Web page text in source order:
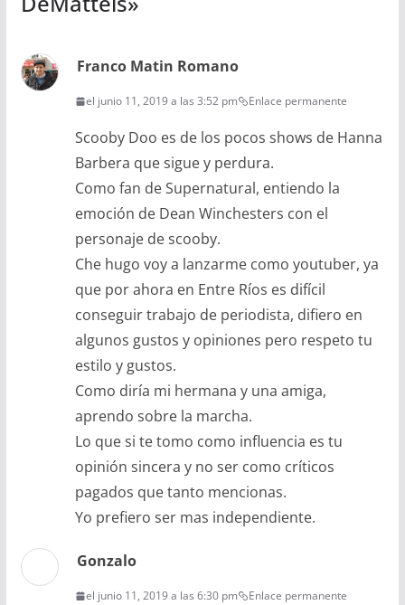
Franco Matin Romano
el junio 11, 2019 a las 3:52 pm Enlace permanente
Scooby Doo es de los pocos shows de Hanna
Barbera que sigue y perdura.
Como fan de Supernatural, entiendo la
emoción de Dean Winchesters con el
personaje de scooby.
Che hugo voy a lanzarme como youtuber, ya
que por ahora en Entre Ríos es difícil
conseguir trabajo de periodista, difiero en
algunos gustos y opiniones pero respeto tu
estilo y gustos.
Como diría mi hermana y una amiga,
aprendo sobre la marcha.
Lo que si te tomo como influencia es tu
opinión sincera y no ser como críticos
pagados que tanto mencionas.
Yo prefiero ser mas independiente.
Gonzalo
el junio 11, 2019 a las 6:30 pm Enlace permanente